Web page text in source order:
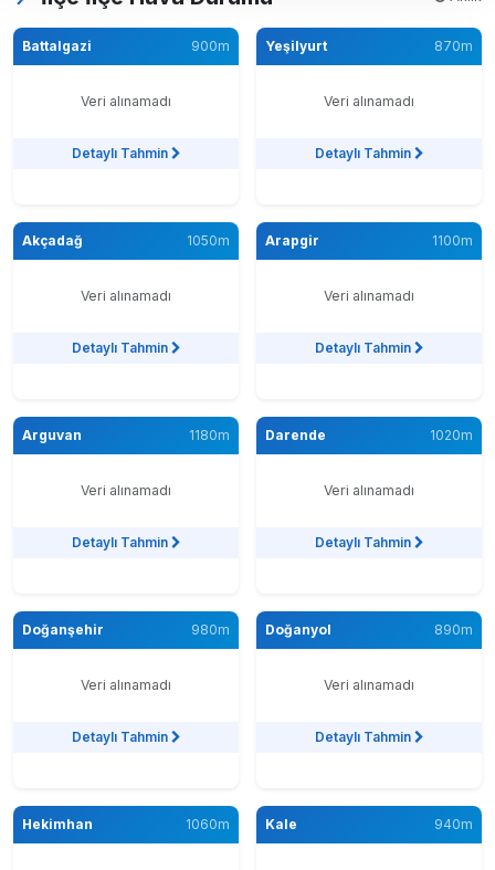
Battalgazi 900m
Veri alınamadı
Detaylı Tahmin
Yeşilyurt 870m
Veri alınamadı
Detaylı Tahmin
Akçadağ 1050m
Veri alınamadı
Detaylı Tahmin
Arapgir 1100m
Veri alınamadı
Detaylı Tahmin
Arguvan 1180m
Veri alınamadı
Detaylı Tahmin
Darende 1020m
Veri alınamadı
Detaylı Tahmin
Doğanşehir 980m
Veri alınamadı
Detaylı Tahmin
Doğanyol 890m
Veri alınamadı
Detaylı Tahmin
Hekimhan 1060m Kale 940m